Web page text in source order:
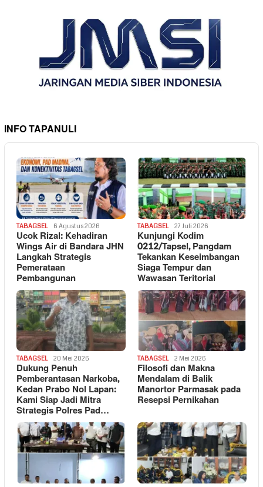
INFO TAPANULI
TABAGSEL 6 Agustus 2026
Ucok Rizal: Kehadiran
Wings Air di Bandara JHN
Langkah Strategis
Pemerataan
Pembangunan
TABAGSEL 27 Juli 2026
Kunjungi Kodim
0212/Tapsel, Pangdam
Tekankan Keseimbangan
Siaga Tempur dan
Wawasan Teritorial
TABAGSEL 20 Mei 2026
Dukung Penuh
Pemberantasan Narkoba,
Kedan Prabo Nol Lapan:
Kami Siap Jadi Mitra
Strategis Polres Pad…
TABAGSEL 2 Mei 2026
Filosofi dan Makna
Mendalam di Balik
Manortor Parmasak pada
Resepsi Pernikahan